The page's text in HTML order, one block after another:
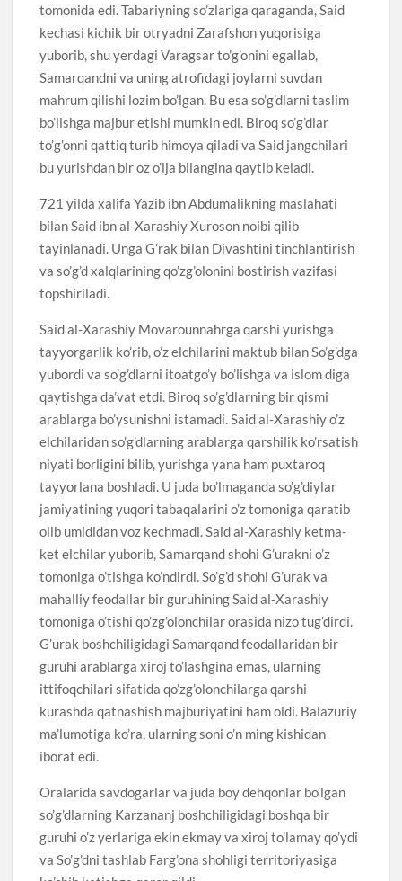
tomonida edi. Tabariyning so’zlariga qaraganda, Said
kechasi kichik bir otryadni Zarafshon yuqorisiga
yuborib, shu yerdagi Varagsar to’g’onini egallab,
Samarqandni va uning atrofidagi joylarni suvdan
mahrum qilishi lozim bo’lgan. Bu esa so’g’dlarni taslim
bo’lishga majbur etishi mumkin edi. Biroq so’g’dlar
to’g’onni qattiq turib himoya qiladi va Said jangchilari
bu yurishdan bir oz o’lja bilangina qaytib keladi.
721 yilda xalifa Yazib ibn Abdumalikning maslahati
bilan Said ibn al-Xarashiy Xuroson noibi qilib
tayinlanadi. Unga G’rak bilan Divashtini tinchlantirish
va so’g’d xalqlarining qo’zg’olonini bostirish vazifasi
topshiriladi.
Said al-Xarashiy Movarounnahrga qarshi yurishga
tayyorgarlik ko’rib, o’z elchilarini maktub bilan So’g’dga
yubordi va so’g’dlarni itoatgo’y bo’lishga va islom diga
qaytishga da’vat etdi. Biroq so’g’dlarning bir qismi
arablarga bo’ysunishni istamadi. Said al-Xarashiy o’z
elchilaridan so’g’dlarning arablarga qarshilik ko’rsatish
niyati borligini bilib, yurishga yana ham puxtaroq
tayyorlana boshladi. U juda bo’lmaganda so’g’diylar
jamiyatining yuqori tabaqalarini o’z tomoniga qaratib
olib umididan voz kechmadi. Said al-Xarashiy ketma-
ket elchilar yuborib, Samarqand shohi G’urakni o’z
tomoniga o’tishga ko’ndirdi. So’g’d shohi G’urak va
mahalliy feodallar bir guruhining Said al-Xarashiy
tomoniga o’tishi qo’zg’olonchilar orasida nizo tug’dirdi.
G’urak boshchiligidagi Samarqand feodallaridan bir
guruhi arablarga xiroj to’lashgina emas, ularning
ittifoqchilari sifatida qo’zg’olonchilarga qarshi
kurashda qatnashish majburiyatini ham oldi. Balazuriy
ma’lumotiga ko’ra, ularning soni o’n ming kishidan
iborat edi.
Oralarida savdogarlar va juda boy dehqonlar bo’lgan
so’g’dlarning Karzananj boshchiligidagi boshqa bir
guruhi o’z yerlariga ekin ekmay va xiroj to’lamay qo’ydi
va So’g’dni tashlab Farg’ona shohligi territoriyasiga